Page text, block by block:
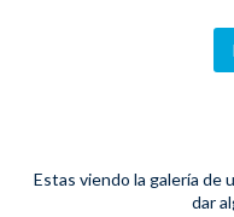
Estas viendo la galería de
dar